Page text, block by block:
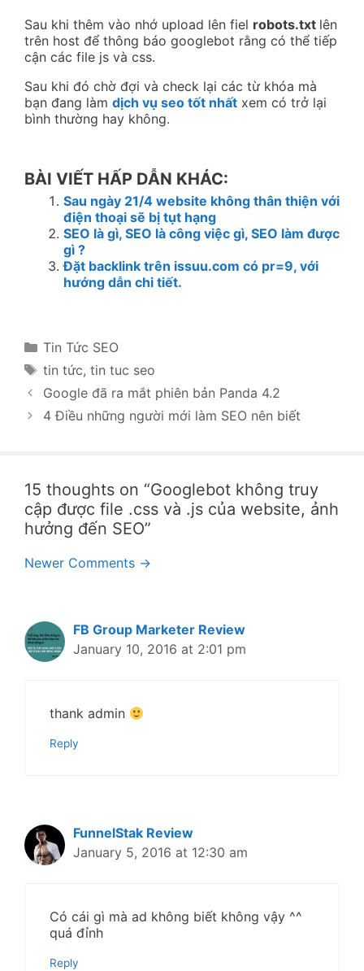
Sau khi thêm vào nhớ upload lên fiel robots.txt lên
trên host để thông báo googlebot rằng có thể tiếp
cận các file js và css.
Sau khi đó chờ đợi và check lại các từ khóa mà
bạn đang làm dịch vụ seo tốt nhất xem có trở lại
bình thường hay không.
BÀI VIẾT HẤP DẪN KHÁC:
Sau ngày 21/4 website không thân thiện với
điện thoại sẽ bị tụt hạng
SEO là gì, SEO là công việc gì, SEO làm được
gì ?
Đặt backlink trên issuu.com có pr=9, với
hướng dẫn chi tiết.
Categories
Tin Tức SEO
Tags
tin tức, tin tuc seo
Post
navigation
Google đã ra mắt phiên bản Panda 4.2
4 Điều những người mới làm SEO nên biết
15 thoughts on “Googlebot không truy
cập được file .css và .js của website, ảnh
hưởng đến SEO”
Comment
Newer Comments →
FB Group Marketer Review
January 10, 2016 at 2:01 pm
thank admin
Reply
FunnelStak Review
January 5, 2016 at 12:30 am
Có cái gì mà ad không biết không vậy ^^
quá đỉnh
Reply